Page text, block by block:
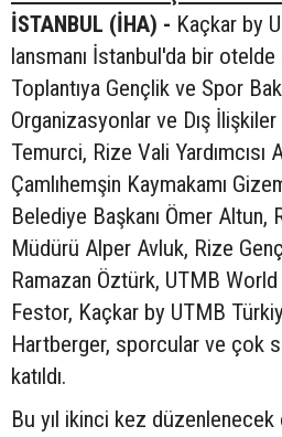
İSTANBUL (İHA) - Kaçkar by
lansmanı İstanbul'da bir
Toplantıya Gençlik ve Spor
Organizasyonlar ve Dış
Temurci, Rize Vali Yardımcısı
Çamlıhemşin Kaymakamı
Belediye Başkanı Ömer
Müdürü Alper Avluk, Rize
Ramazan Öztürk, UTMB
Festor, Kaçkar by UTMB
Hartberger, sporcular ve çok
katıldı.
Bu yıl ikinci kez